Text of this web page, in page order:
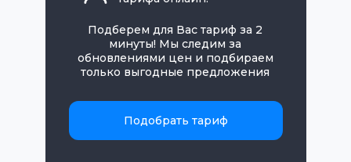
Подберем для Вас тариф за 2
минуты! Мы следим за
обновлениями цен и подбираем
только выгодные предложения
Подобрать тариф